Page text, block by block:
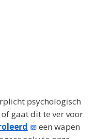
psychologisch
gaat dit te ver voor
een wapen